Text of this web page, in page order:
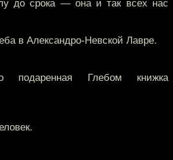
до срока — она и так всех нас
в Александро-Невской Лавре.
подаренная Глебом книжка